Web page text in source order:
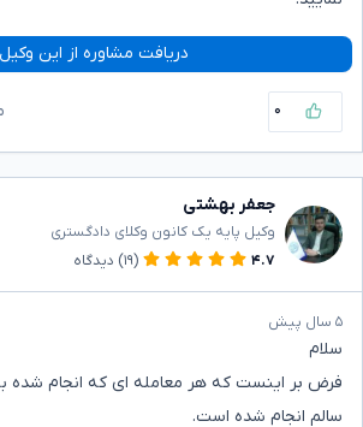
دریافت مشاوره از این وکیل
۰
جعفر بهشتی
وکیل پایه یک کانون وکلای دادگستری
۴.۷
(۱۹) دیدگاه
۵ سال پیش
سلام
فرض بر اینست که هر معامله ای که انجام
سالم انجام شده است.